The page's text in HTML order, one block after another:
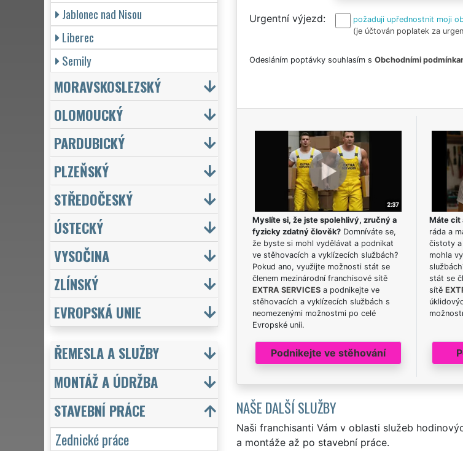
Urgentní výjezd
požaduji upřednostnit moji
(je účtován poplatek za
Odesláním poptávky souhlasím s Obchodními
Myslíte si, že jste spolehlivý, zručný a
fyzicky zdatný člověk?Domníváte se,
že byste si mohl vydělávat a podnikat
ve stěhovacích a vyklízecích službách?
Pokud ano, využijte možnosti stát se
členem mezinárodní franchisové sítě
EXTRA SERVICESa podnikejte ve
stěhovacích a vyklízecích službách s
neomezenými možnostmi po celé
Evropské unii.
Podnikejte ve stěhování
Máte cit
ráda a
čistoty a
mohla
stát se
sítě
NAŠE DALŠÍ SLUŽBY
Naši franchisanti Vám v oblasti služeb
a montáže až po stavební práce.
Jablonec nad Nisou
Liberec
Semily
MORAVSKOSLEZSKÝ
OLOMOUCKÝ
PARDUBICKÝ
PLZEŇSKÝ
STŘEDOČESKÝ
ÚSTECKÝ
VYSOČINA
ZLÍNSKÝ
EVROPSKÁ UNIE
ŘEMESLA A SLUŽBY
MONTÁŽ A ÚDRŽBA
STAVEBNÍ PRÁCE
Zednické práce